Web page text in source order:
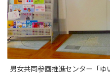
男女共同参画推進センター「ゆ